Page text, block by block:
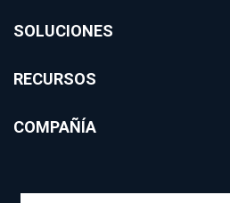
SOLUCIONES
RECURSOS
COMPAÑÍA